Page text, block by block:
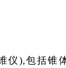
仪),包括锥